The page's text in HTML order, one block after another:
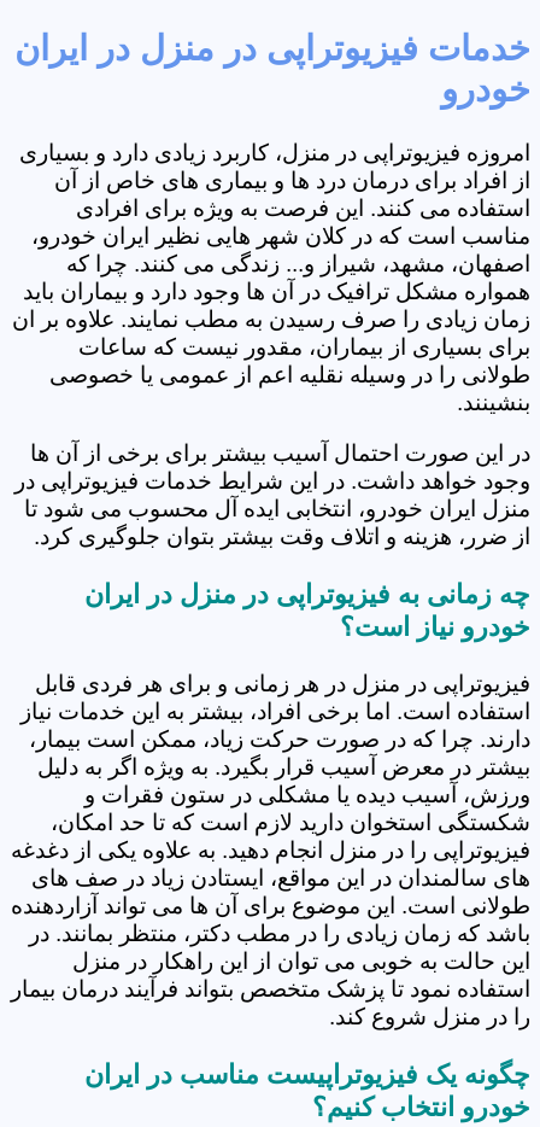
خدمات فیزیوتراپی در منزل در ایران
خودرو
امروزه فیزیوتراپی در منزل، کاربرد زیادی دارد و بسیاری
از افراد برای درمان درد ها و بیماری های خاص از آن
استفاده می کنند. این فرصت به ویژه برای افرادی
مناسب است که در کلان شهر هایی نظیر ایران خودرو،
اصفهان، مشهد، شیراز و... زندگی می کنند. چرا که
همواره مشکل ترافیک در آن ها وجود دارد و بیماران باید
زمان زیادی را صرف رسیدن به مطب نمایند. علاوه بر ان
برای بسیاری از بیماران، مقدور نیست که ساعات
طولانی را در وسیله نقلیه اعم از عمومی یا خصوصی
بنشینند.
در این صورت احتمال آسیب بیشتر برای برخی از آن ها
وجود خواهد داشت. در این شرایط خدمات فیزیوتراپی در
منزل ایران خودرو، انتخابی ایده آل محسوب می شود تا
از ضرر، هزینه و اتلاف وقت بیشتر بتوان جلوگیری کرد.
چه زمانی به فیزیوتراپی در منزل در ایران
خودرو نیاز است؟
فیزیوتراپی در منزل در هر زمانی و برای هر فردی قابل
استفاده است. اما برخی افراد، بیشتر به این خدمات نیاز
دارند. چرا که در صورت حرکت زیاد، ممکن است بیمار،
بیشتر در معرض آسیب قرار بگیرد. به ویژه اگر به دلیل
ورزش، آسیب دیده یا مشکلی در ستون فقرات و
شکستگی استخوان دارید لازم است که تا حد امکان،
فیزیوتراپی را در منزل انجام دهید. به علاوه یکی از دغدغه
های سالمندان در این مواقع، ایستادن زیاد در صف های
طولانی است. این موضوع برای آن ها می تواند آزاردهنده
باشد که زمان زیادی را در مطب دکتر، منتظر بمانند. در
این حالت به خوبی می توان از این راهکار در منزل
استفاده نمود تا پزشک متخصص بتواند فرآیند درمان بیمار
را در منزل شروع کند.
چگونه یک فیزیوتراپیست مناسب در ایران
خودرو انتخاب کنیم؟